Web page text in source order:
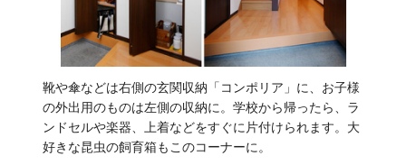
靴や傘などは右側の玄関収納「コンポリア」に、お子様
の外出用のものは左側の収納に。学校から帰ったら、ラ
ンドセルや楽器、上着などをすぐに片付けられます。大
好きな昆虫の飼育箱もこのコーナーに。